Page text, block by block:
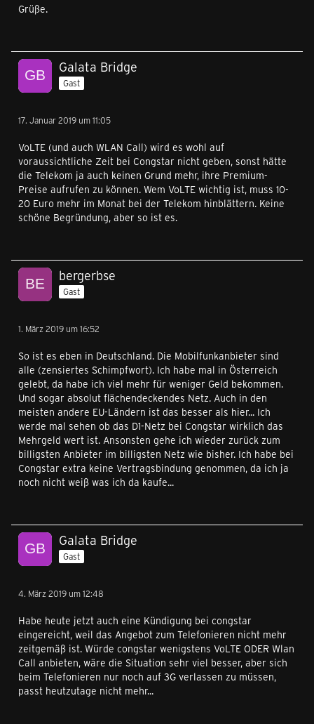
Grüße.
Galata Bridge
Gast
17. Januar 2019 um 11:05
VoLTE (und auch WLAN Call) wird es wohl auf
voraussichtliche Zeit bei Congstar nicht geben, sonst hätte
die Telekom ja auch keinen Grund mehr, ihre Premium-
Preise aufrufen zu können. Wem VoLTE wichtig ist, muss 10-
20 Euro mehr im Monat bei der Telekom hinblättern. Keine
schöne Begründung, aber so ist es.
bergerbse
Gast
1. März 2019 um 16:52
So ist es eben in Deutschland. Die Mobilfunkanbieter sind
alle (zensiertes Schimpfwort). Ich habe mal in Österreich
gelebt, da habe ich viel mehr für weniger Geld bekommen.
Und sogar absolut flächendeckendes Netz. Auch in den
meisten andere EU-Ländern ist das besser als hier... Ich
werde mal sehen ob das D1-Netz bei Congstar wirklich das
Mehrgeld wert ist. Ansonsten gehe ich wieder zurück zum
billigsten Anbieter im billigsten Netz wie bisher. Ich habe bei
Congstar extra keine Vertragsbindung genommen, da ich ja
noch nicht weiß was ich da kaufe...
Galata Bridge
Gast
4. März 2019 um 12:48
Habe heute jetzt auch eine Kündigung bei congstar
eingereicht, weil das Angebot zum Telefonieren nicht mehr
zeitgemäß ist. Würde congstar wenigstens VoLTE ODER Wlan
Call anbieten, wäre die Situation sehr viel besser, aber sich
beim Telefonieren nur noch auf 3G verlassen zu müssen,
passt heutzutage nicht mehr...